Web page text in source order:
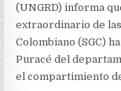
(UNGRD) informa
extraordinario de
Colombiano (SGC)
Puracé del
el compartimiento